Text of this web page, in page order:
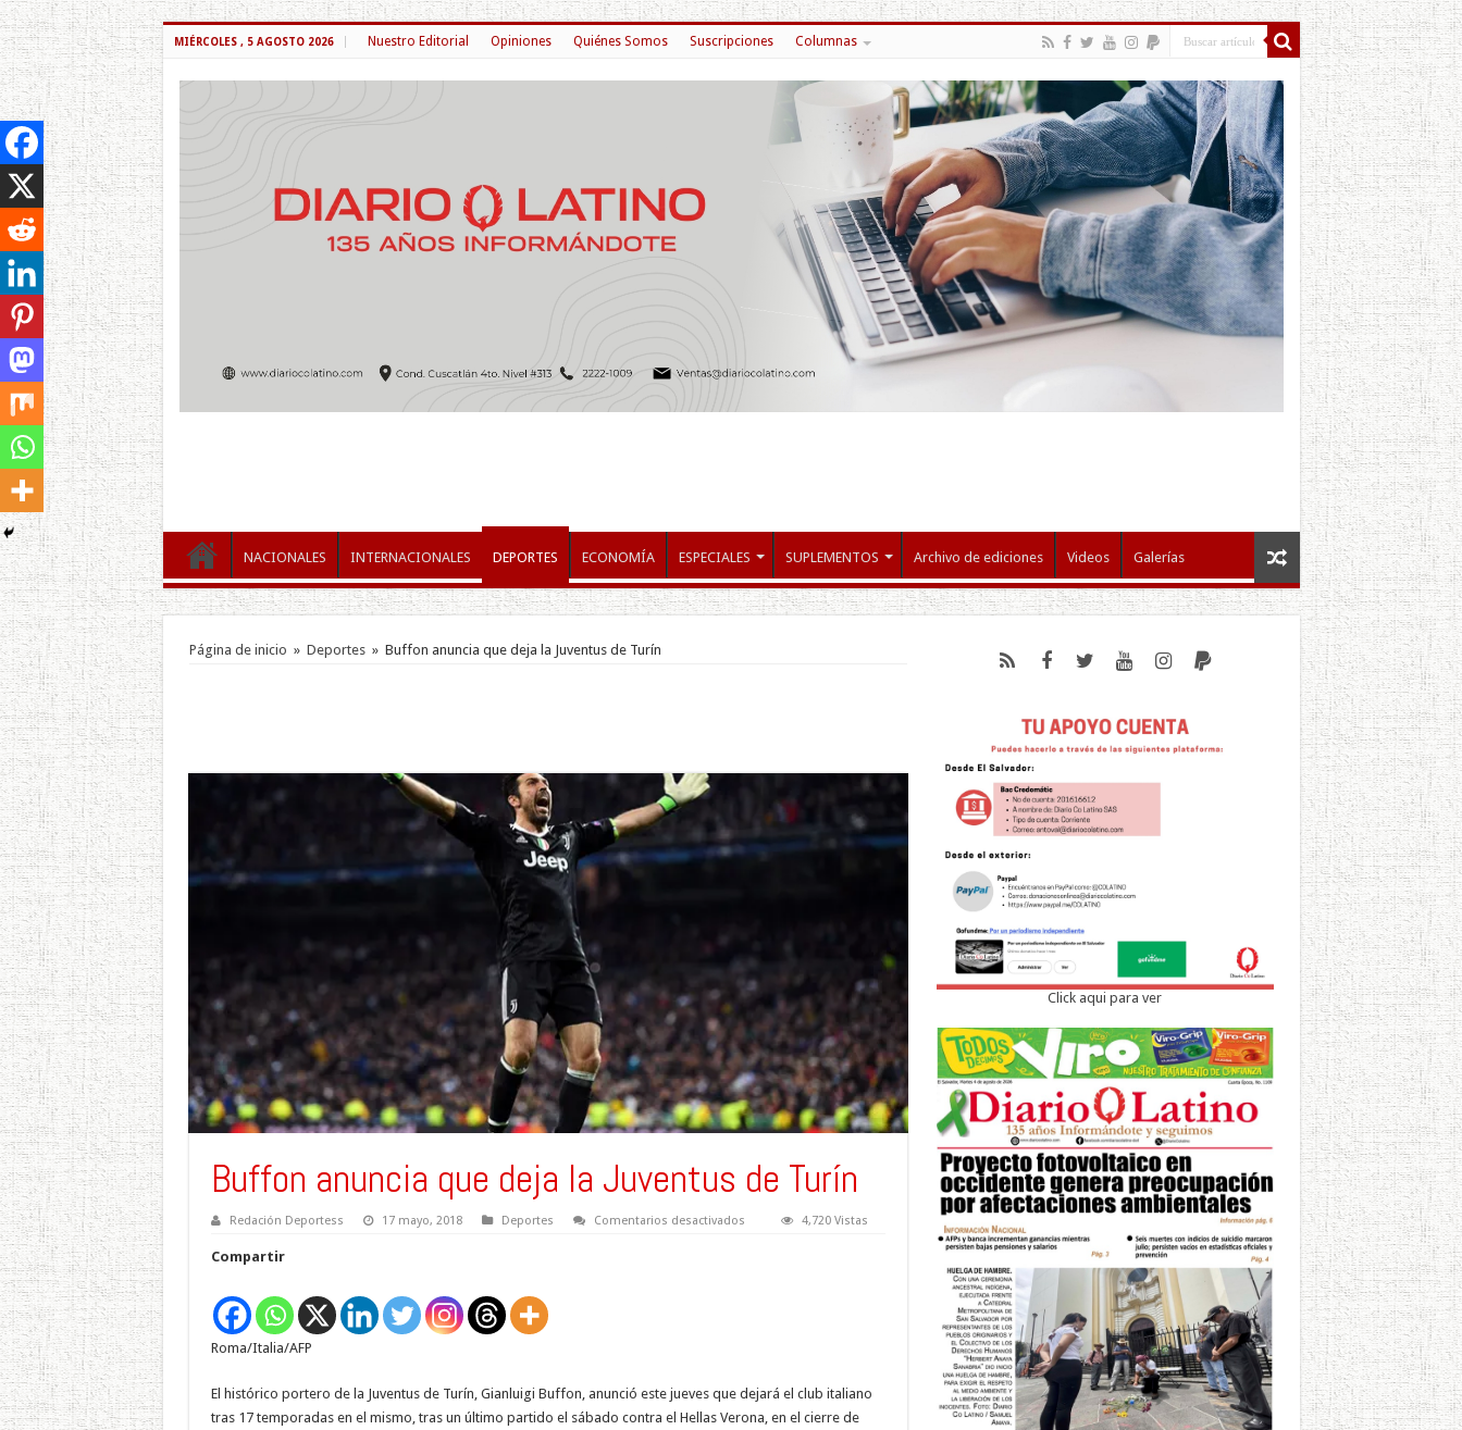
MIÉRCOLES , 5 AGOSTO 2026 Nuestro Editorial Opiniones Quiénes Somos Suscripciones Columnas
NACIONALES INTERNACIONALES DEPORTES ECONOMÍA ESPECIALES SUPLEMENTOS Archivo de ediciones Videos Galerías
Página de inicio » Deportes » Buffon anuncia que deja la Juventus de Turín
Buffon anuncia que deja la Juventus de Turín
Redación Deportess 17 mayo, 2018 Deportes Comentarios desactivadosen
4,720 Vistas
Compartir
Roma/Italia/AFP
El histórico portero de la Juventus de Turín, Gianluigi Buffon, anunció este jueves que dejará el club italiano
tras 17 temporadas en el mismo, tras un último partido el sábado contra el Hellas Verona, en el cierre de
Click aqui para ver